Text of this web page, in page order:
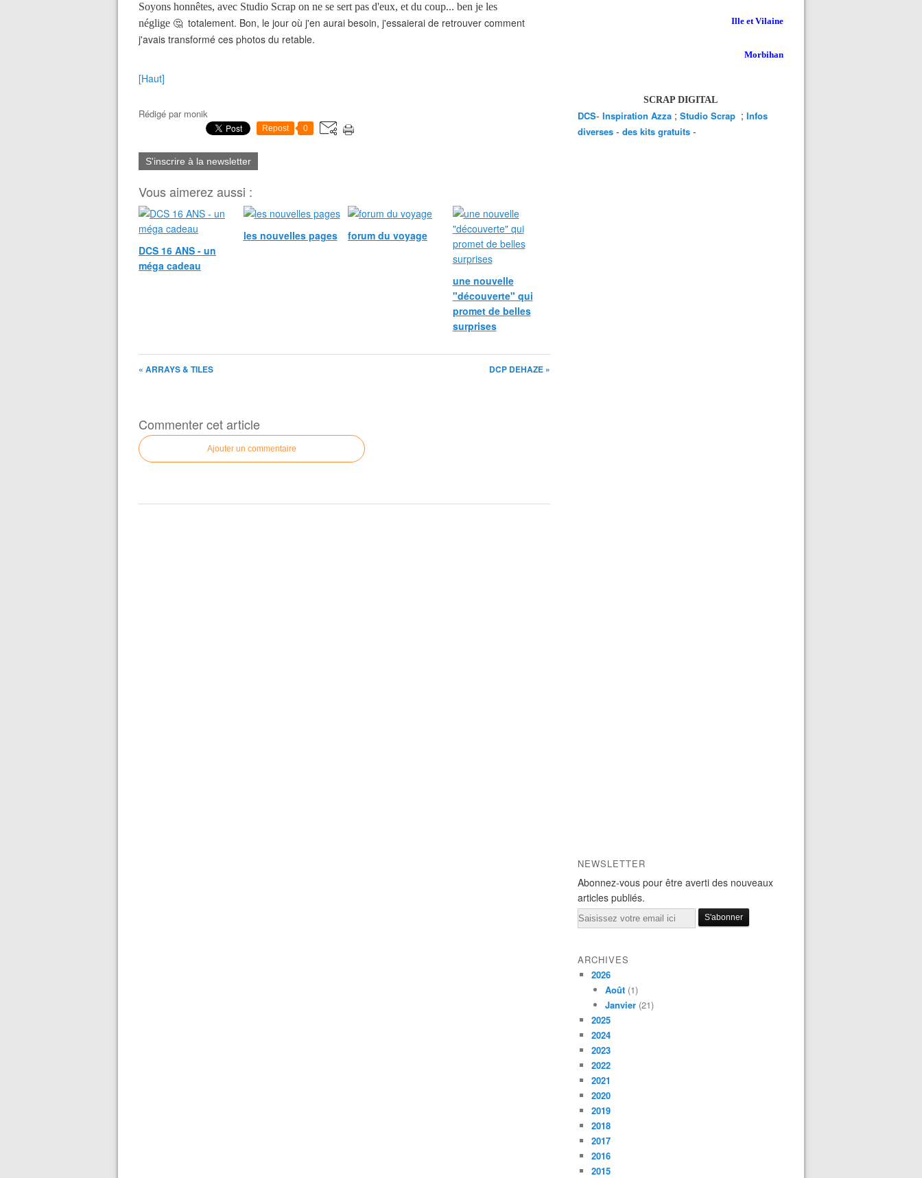
Soyons honnêtes, avec Studio Scrap on ne se sert pas d'eux, et du coup... ben je les
néglige 🤔 totalement. Bon, le jour où j'en aurai besoin, j'essaierai de retrouver comment
j'avais transformé ces photos du retable.
[Haut]
Rédigé par monik
Repost 0
S'inscrire à la newsletter
Vous aimerez aussi :
DCS 16 ANS - un
méga cadeau
les nouvelles pages forum du voyage
une nouvelle
"découverte" qui
promet de belles
surprises
« ARRAYS & TILES DCP DEHAZE »
Commenter cet article
Ajouter un commentaire
Ille et Vilaine
Morbihan
SCRAP DIGITAL
DCS- Inspiration Azza ; Studio Scrap ; Infos
diverses - des kits gratuits -
NEWSLETTER
Abonnez-vous pour être averti des nouveaux
articles publiés.
Email
ARCHIVES
2026
Août (1)
Janvier (21)
2025
2024
2023
2022
2021
2020
2019
2018
2017
2016
2015